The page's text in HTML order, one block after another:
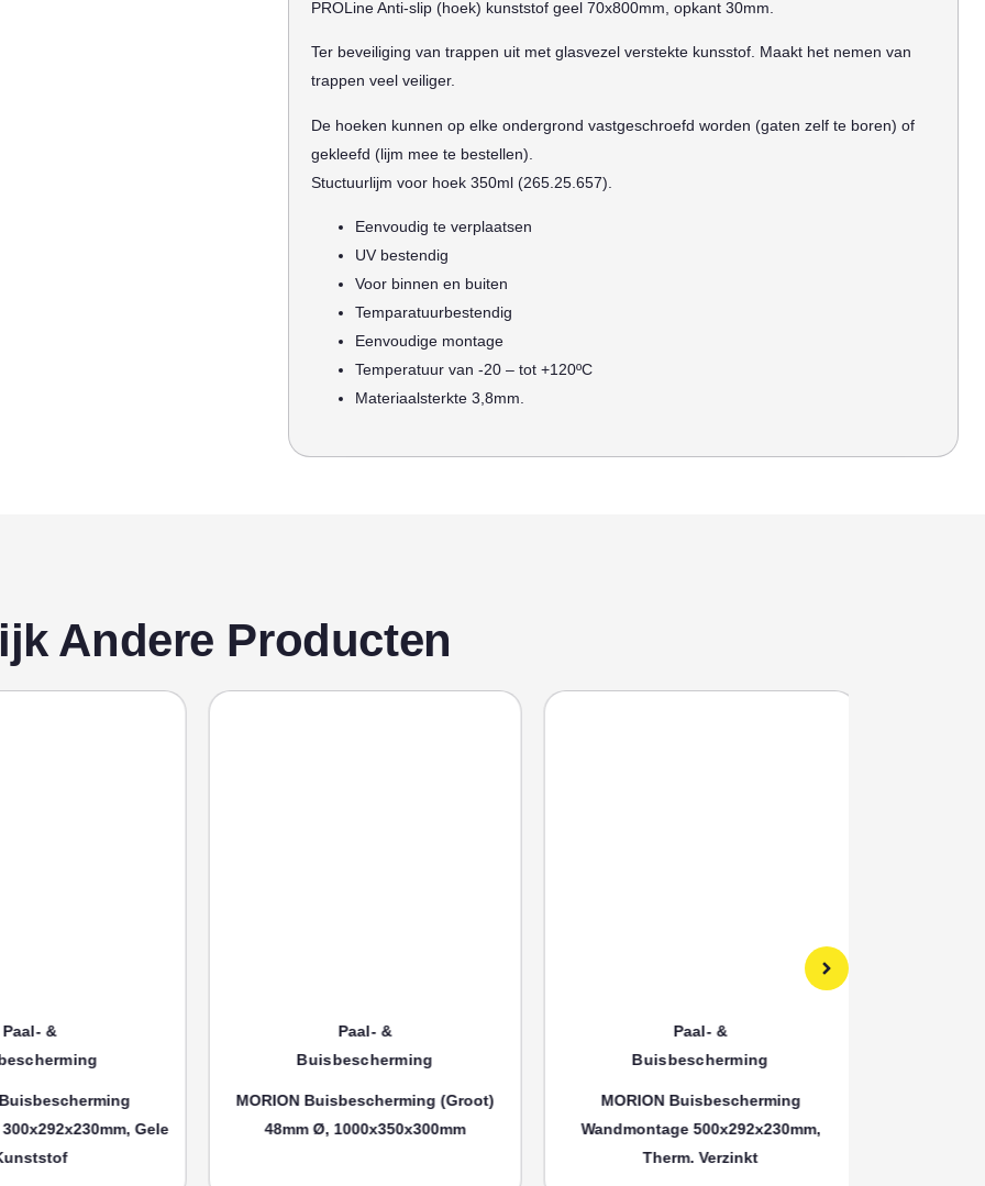
PROLine Anti-slip (hoek) kunststof geel 70x800mm, opkant 30mm.
Ter beveiliging van trappen uit met glasvezel verstekte kunsstof. Maakt het nemen van
trappen veel veiliger.
De hoeken kunnen op elke ondergrond vastgeschroefd worden (gaten zelf te boren) of
gekleefd (lijm mee te bestellen).
Stuctuurlijm voor hoek 350ml (265.25.657).
Eenvoudig te verplaatsen
UV bestendig
Voor binnen en buiten
Temparatuurbestendig
Eenvoudige montage
Temperatuur van -20 – tot +120ºC
Materiaalsterkte 3,8mm.
Andere Producten
&
Gele
Paal- &
Buisbescherming
MORION Buisbescherming (groot)
48mm Ø, 1000x350x300mm
Paal- &
Buisbescherming
MORION Buisbescherming
Wandmontage 500x292x230mm,
Therm. Verzinkt